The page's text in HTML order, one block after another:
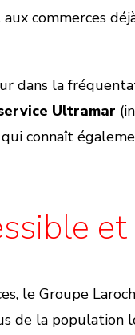
commerces
dans la
Ultramar
qui connaît
le Groupe
de la